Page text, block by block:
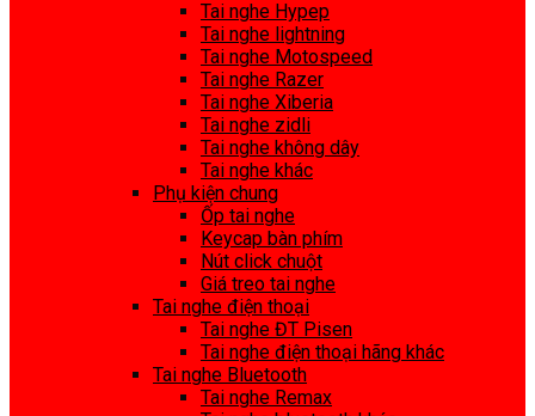
Tai nghe Hypep
Tai nghe lightning
Tai nghe Motospeed
Tai nghe Razer
Tai nghe Xiberia
Tai nghe zidli
Tai nghe không dây
Tai nghe khác
Phụ kiện chung
Ốp tai nghe
Keycap bàn phím
Nút click chuột
Giá treo tai nghe
Tai nghe điện thoại
Tai nghe ĐT Pisen
Tai nghe điện thoại hãng khác
Tai nghe Bluetooth
Tai nghe Remax